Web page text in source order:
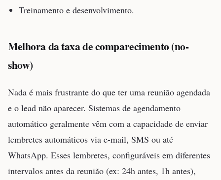
Treinamento e desenvolvimento.
Melhora da taxa de comparecimento (no-
show)
Nada é mais frustrante do que ter uma reunião agendada
e o lead não aparecer. Sistemas de agendamento
automático geralmente vêm com a capacidade de enviar
lembretes automáticos via e-mail, SMS ou até
WhatsApp. Esses lembretes, configuráveis em diferentes
intervalos antes da reunião (ex: 24h antes, 1h antes),